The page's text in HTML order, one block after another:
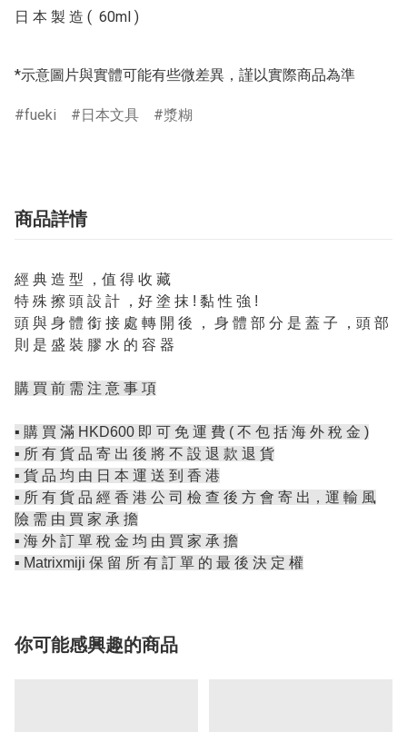
日 本 製 造 (  60ml )
*示意圖片與實體可能有些微差異，謹以實際商品為準
fueki 日本文具 漿糊
商品詳情
經 典 造 型 ，值 得 收 藏
特 殊 擦 頭 設 計 ，好 塗 抹 ! 黏 性 強 !
頭 與 身 體 銜 接 處 轉 開 後 ， 身 體 部 分 是 蓋 子 ，頭 部
則 是 盛 裝 膠 水 的 容 器
購 買 前 需 注 意 事 項
▪️ 購 買 滿 HKD600 即 可 免 運 費 ( 不 包 括 海 外 稅 金 )
▪️ 所 有 貨 品 寄 出 後 將 不 設 退 款 退 貨
▪️ 貨 品 均 由 日 本 運 送 到 香 港
▪️ 所 有 貨 品 經 香 港 公 司 檢 查 後 方 會 寄 出，運 輸 風
險 需 由 買 家 承 擔
▪️ 海 外 訂 單 稅 金 均 由 買 家 承 擔
▪️ Matrixmiji 保 留 所 有 訂 單 的 最 後 決 定 權
你可能感興趣的商品